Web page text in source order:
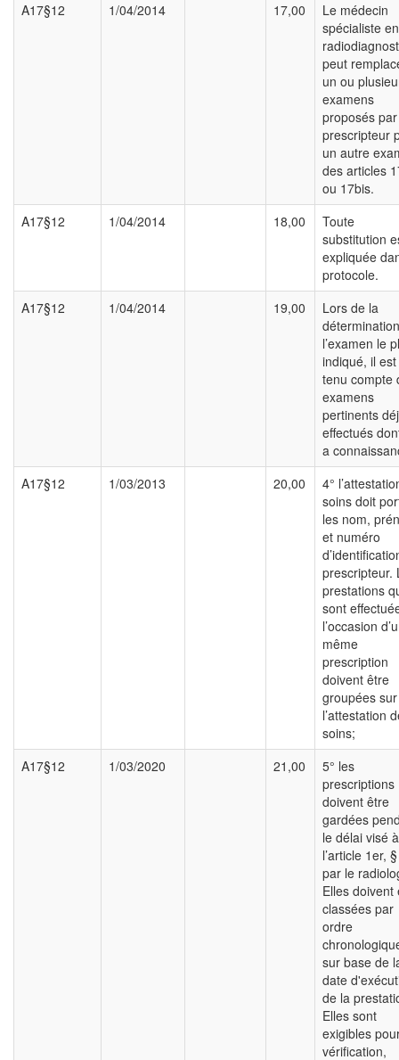
A17§12
1/04/2014 17,00
Le médecin
spécialiste en
peut
un ou
examens
proposés
prescripteur
un autre
des articles
ou 17bis.
A17§12
1/04/2014 18,00
Toute
substitution
expliquée
protocole.
A17§12
1/04/2014 19,00
Lors de la
l’examen le
indiqué, il est
tenu compte
examens
pertinents
effectués
a
A17§12
1/03/2013 20,00
4°
soins doit
les nom,
et numéro
prescripteur.
prestations
sont
l’occasion
même
prescription
doivent être
groupées sur
l’attestation
soins;
A17§12
1/03/2020 21,00
5° les
prescriptions
doivent être
gardées
le délai visé à
l’article 1er,
par le
Elles doivent
classées par
ordre
sur base de
date
de la
Elles sont
exigibles
vérification,